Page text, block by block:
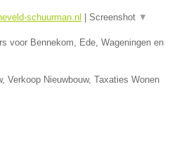
schuurman.nl | Screenshot ▼
voor Bennekom, Ede, Wageningen en
Verkoop Nieuwbouw, Taxaties Wonen